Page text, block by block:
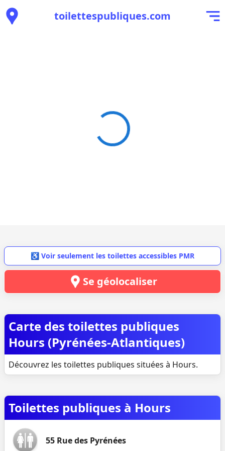
toilettespubliques.com
♿ Voir seulement les toilettes accessibles PMR
Se géolocaliser
Carte des toilettes publiques
Hours (Pyrénées-Atlantiques)
Découvrez les toilettes publiques situées à Hours.
Toilettes publiques à Hours
55 Rue des Pyrénées